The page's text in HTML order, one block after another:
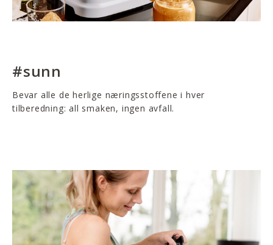
#sunn
Bevar alle de herlige næringsstoffene i hver
tilberedning: all smaken, ingen avfall.